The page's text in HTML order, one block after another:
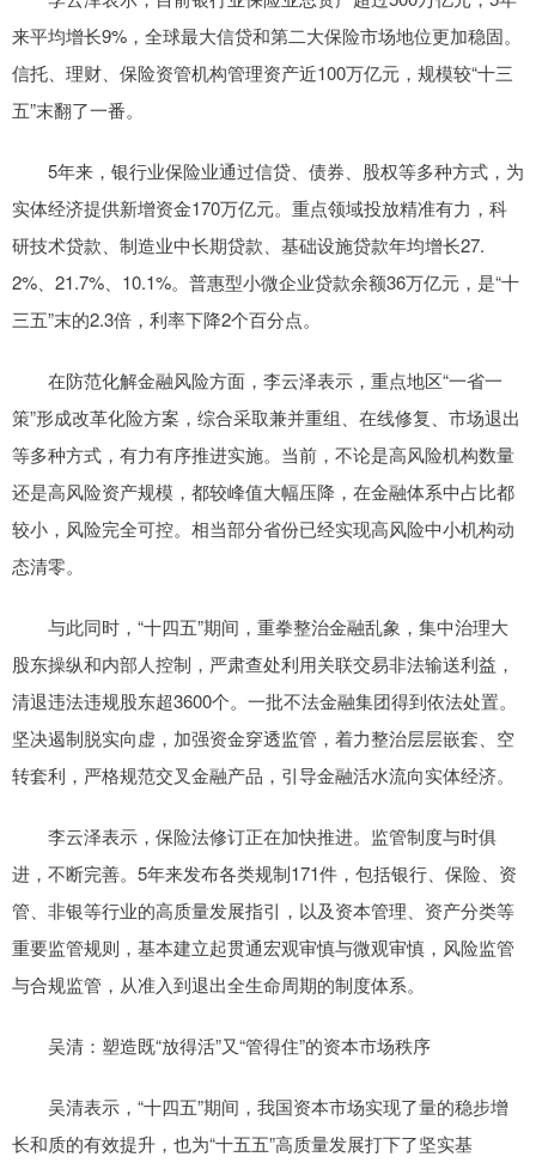
来平均增长9%，全球最大信贷和第二大保险市场地位更加稳固。
信托、理财、保险资管机构管理资产近100万亿元，规模较“十三
五”末翻了一番。
5年来，银行业保险业通过信贷、债券、股权等多种方式，为
实体经济提供新增资金170万亿元。重点领域投放精准有力，科
研技术贷款、制造业中长期贷款、基础设施贷款年均增长27.
2%、21.7%、10.1%。普惠型小微企业贷款余额36万亿元，是“十
三五”末的2.3倍，利率下降2个百分点。
在防范化解金融风险方面，李云泽表示，重点地区“一省一
策”形成改革化险方案，综合采取兼并重组、在线修复、市场退出
等多种方式，有力有序推进实施。当前，不论是高风险机构数量
还是高风险资产规模，都较峰值大幅压降，在金融体系中占比都
较小，风险完全可控。相当部分省份已经实现高风险中小机构动
态清零。
与此同时，“十四五”期间，重拳整治金融乱象，集中治理大
股东操纵和内部人控制，严肃查处利用关联交易非法输送利益，
清退违法违规股东超3600个。一批不法金融集团得到依法处置。
坚决遏制脱实向虚，加强资金穿透监管，着力整治层层嵌套、空
转套利，严格规范交叉金融产品，引导金融活水流向实体经济。
李云泽表示，保险法修订正在加快推进。监管制度与时俱
进，不断完善。5年来发布各类规制171件，包括银行、保险、资
管、非银等行业的高质量发展指引，以及资本管理、资产分类等
重要监管规则，基本建立起贯通宏观审慎与微观审慎，风险监管
与合规监管，从准入到退出全生命周期的制度体系。
吴清：塑造既“放得活”又“管得住”的资本市场秩序
吴清表示，“十四五”期间，我国资本市场实现了量的稳步增
长和质的有效提升，也为“十五五”高质量发展打下了坚实基